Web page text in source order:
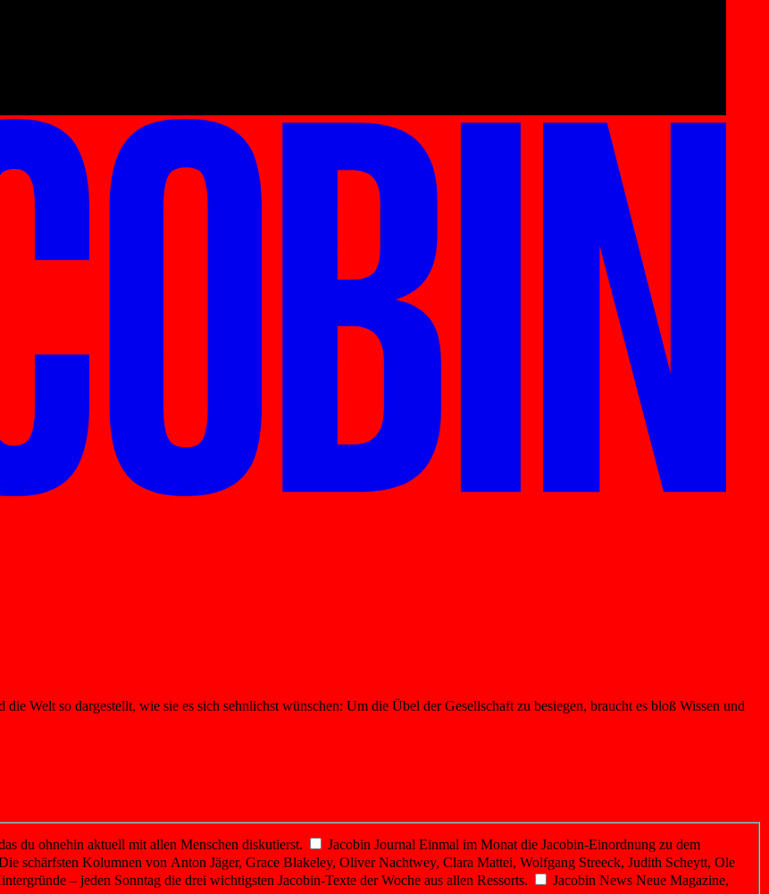
Welt so dargestellt, wie sie es sich sehnlichst wünschen: Um die Übel der Gesellschaft zu besiegen, braucht es bloß Wissen und
du ohnehin aktuell mit allen Menschen diskutierst. Jacobin Journal Einmal im Monat die Jacobin-Einordnung zu dem
schärfsten Kolumnen von Anton Jäger, Grace Blakeley, Oliver Nachtwey, Clara Mattei, Wolfgang Streeck, Judith Scheytt, Ole
– jeden Sonntag die drei wichtigsten Jacobin-Texte der Woche aus allen Ressorts. Jacobin News Neue Magazine,